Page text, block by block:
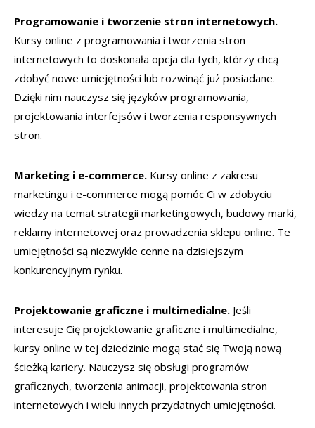
Programowanie i tworzenie stron internetowych.
Kursy online z programowania i tworzenia stron
internetowych to doskonała opcja dla tych, którzy chcą
zdobyć nowe umiejętności lub rozwinąć już posiadane.
Dzięki nim nauczysz się języków programowania,
projektowania interfejsów i tworzenia responsywnych
stron.
Marketing i e-commerce. Kursy online z zakresu
marketingu i e-commerce mogą pomóc Ci w zdobyciu
wiedzy na temat strategii marketingowych, budowy marki,
reklamy internetowej oraz prowadzenia sklepu online. Te
umiejętności są niezwykle cenne na dzisiejszym
konkurencyjnym rynku.
Projektowanie graficzne i multimedialne. Jeśli
interesuje Cię projektowanie graficzne i multimedialne,
kursy online w tej dziedzinie mogą stać się Twoją nową
ścieżką kariery. Nauczysz się obsługi programów
graficznych, tworzenia animacji, projektowania stron
internetowych i wielu innych przydatnych umiejętności.